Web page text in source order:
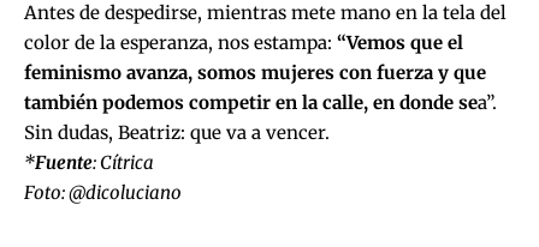
Antes de despedirse, mientras mete mano en la tela del
color de la esperanza, nos estampa: “Vemos que el
feminismo avanza, somos mujeres con fuerza y que
también podemos competir en la calle, en donde sea”.
Sin dudas, Beatriz: que va a vencer.
*Fuente: Cítrica
Foto: @dicoluciano